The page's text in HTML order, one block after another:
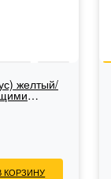
желтый/
КОРЗИНУ